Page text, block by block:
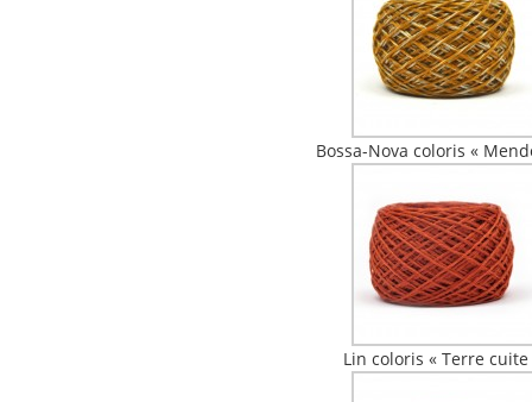
Bossa-Nova coloris «
Lin coloris « Terre cuite